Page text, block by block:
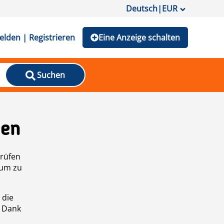
Deutsch|EUR
| Registrieren Eine Anzeige schalten
Suchen
zu
die